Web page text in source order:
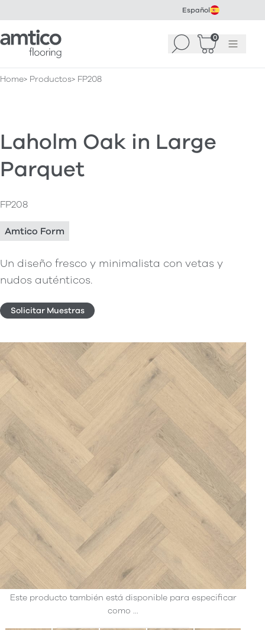
Español
Amtico Flooring Buscar 0
Cesta (0)
Menú
Home Productos FP208
Laholm Oak in Large
Parquet
FP208
Amtico Form
Un diseño fresco y minimalista con vetas y
nudos auténticos.
Solicitar Muestras
Este producto también está disponible para especificar
como ...